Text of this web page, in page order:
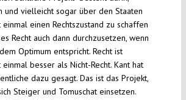
und vielleicht sogar über den Staaten
einmal einen Rechtszustand zu schaffen
Recht auch dann durchzusetzen, wenn
Optimum entspricht. Recht ist
einmal besser als Nicht-Recht. Kant hat
dazu gesagt. Das ist das Projekt,
Steiger und Tomuschat einsetzen.